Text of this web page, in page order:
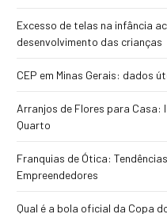
Excesso de telas na infância
desenvolvimento das crianças
CEP em Minas Gerais: dados
Arranjos de Flores para Casa:
Quarto
Franquias de Ótica:
Empreendedores
Qual é a bola oficial da Copa